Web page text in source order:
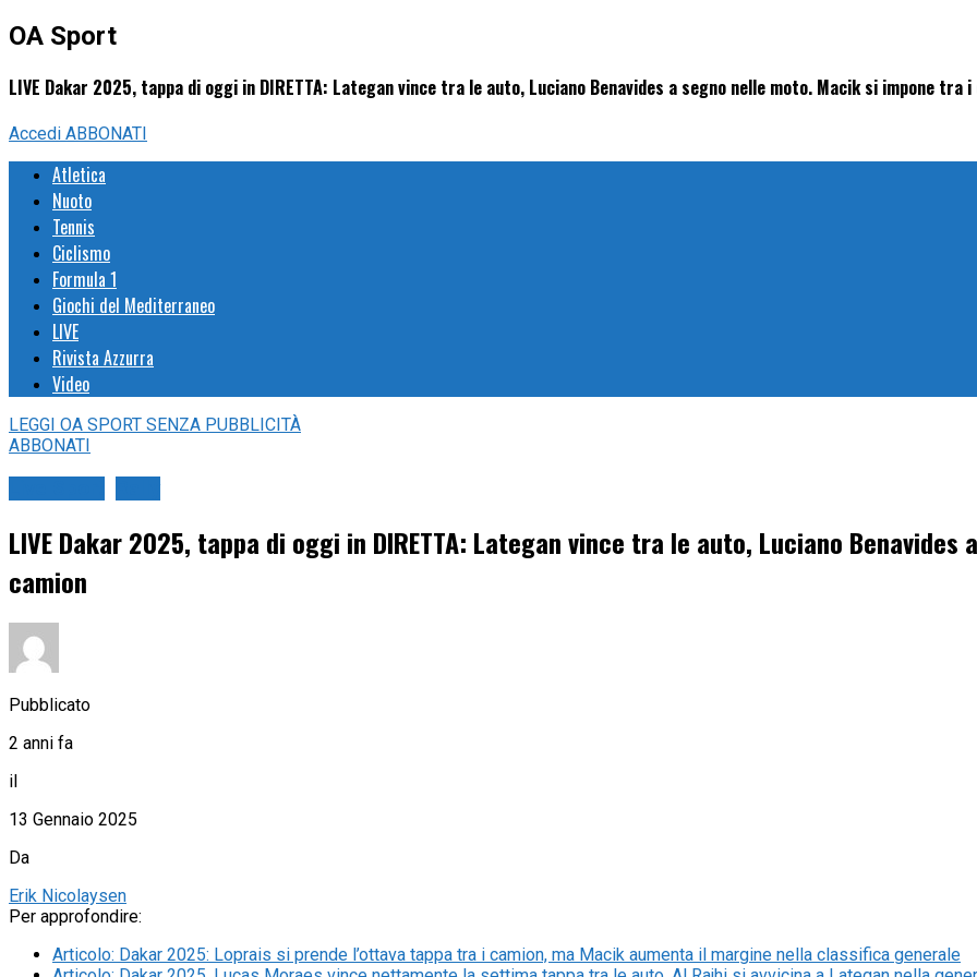
OA Sport
LIVE Dakar 2025, tappa di oggi in DIRETTA: Lategan vince tra le auto, Luciano Benavides a segno nelle moto. Macik si impone tra i
Accedi ABBONATI
Atletica
Nuoto
Tennis
Ciclismo
Formula 1
Giochi del Mediterraneo
LIVE
Rivista Azzurra
Video
LEGGI OA SPORT SENZA PUBBLICITÀ
ABBONATI
LIVE Dakar 2025, tappa di oggi in DIRETTA: Lategan vince tra le auto, Luciano
camion
Pubblicato
2 anni fa
il
13 Gennaio 2025
Da
Erik Nicolaysen
Per approfondire:
Articolo: Dakar 2025: Loprais si prende l’ottava tappa tra i camion, ma Macik aumenta il margine nella classifica generale